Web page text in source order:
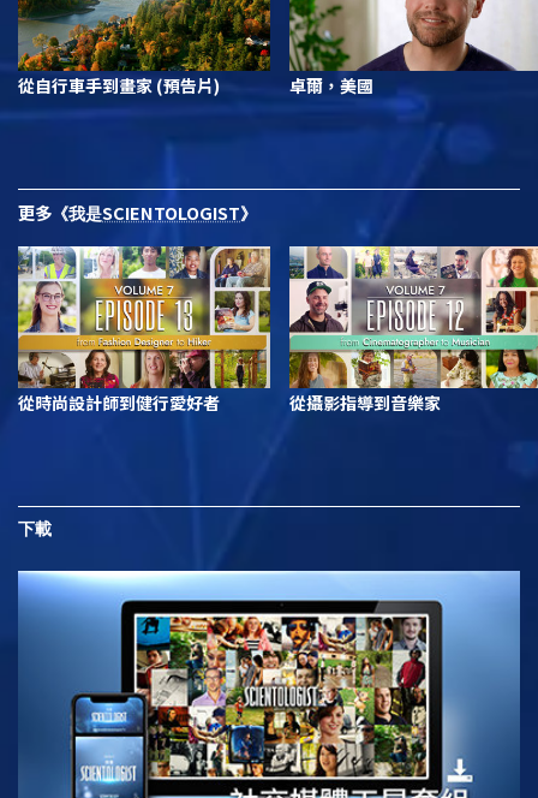
從自行車手到畫家 (預告片) 卓爾，美國
更多 《我是SCIENTOLOGIST》
從時尚設計師到健行愛好者 從攝影指導到音樂家
下載